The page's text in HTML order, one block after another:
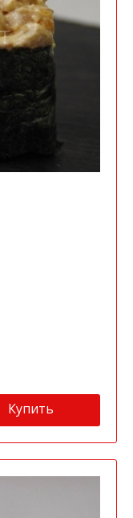
Купить